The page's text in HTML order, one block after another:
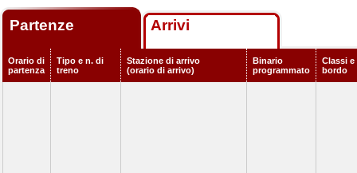
Partenze Arrivi
Orario di
partenza
Tipo e n. di
treno
Stazione di arrivo
(orario di arrivo)
Binario
programmato
Classi e
bordo